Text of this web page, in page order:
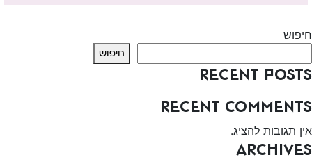
חיפוש
חיפוש
Recent Posts
Recent Comments
אין תגובות להציג.
Archives